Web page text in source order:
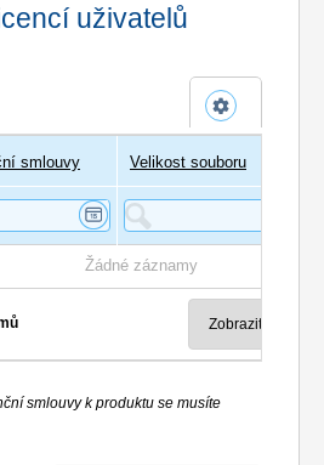
uživatelů
smlouvy Velikost souboru
Žádné záznamy
smlouvy k produktu se musíte